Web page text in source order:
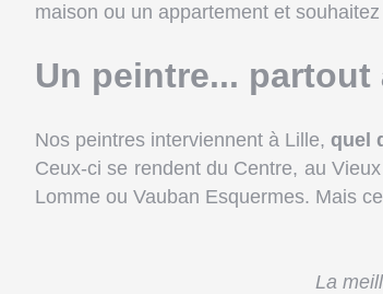
maison ou un appartement et souhaitez
Un peintre... partout
Nos peintres interviennent à Lille, quel
Ceux-ci se rendent du Centre, au
Lomme ou Vauban Esquermes. Mais
La